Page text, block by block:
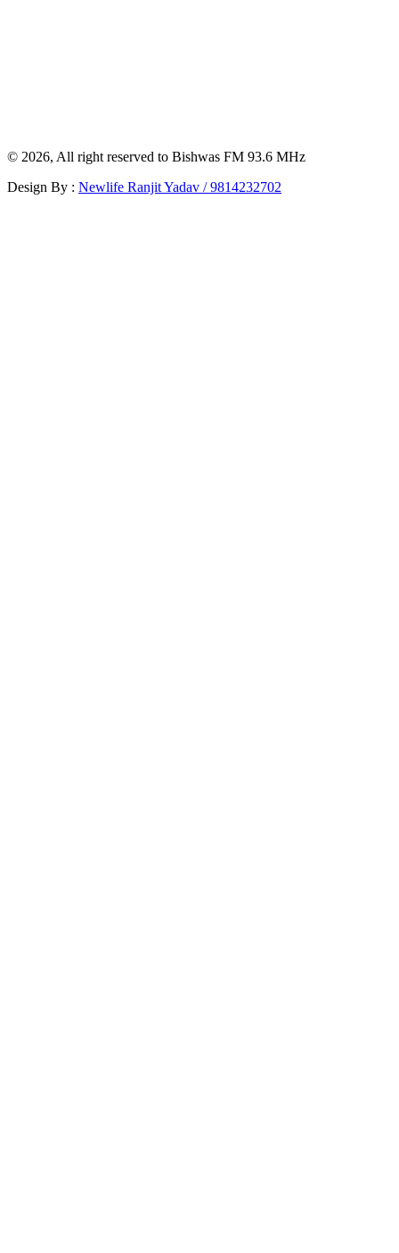
© 2026, All right reserved to Bishwas FM 93.6 MHz
Design By : Newlife Ranjit Yadav /9814232702